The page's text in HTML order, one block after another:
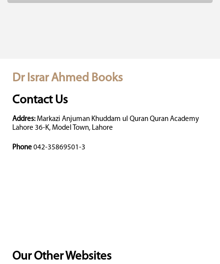
Dr Israr Ahmed Books
Contact Us
Addres: Markazi Anjuman Khuddam ul Quran Quran Academy
Lahore 36-K, Model Town, Lahore
Phone 042-35869501-3
Our Other Websites